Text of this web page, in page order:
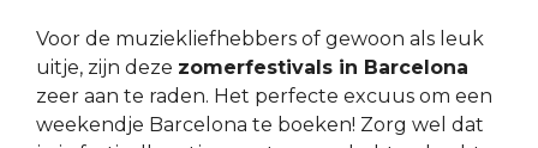
Voor de muziekliefhebbers of gewoon als leuk
uitje, zijn deze zomerfestivals in Barcelona
zeer aan te raden. Het perfecte excuus om een
weekendje Barcelona te boeken! Zorg wel dat